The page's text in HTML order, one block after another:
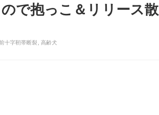
で抱っこ＆リリース散
十字靭帯断裂 , 高齢犬